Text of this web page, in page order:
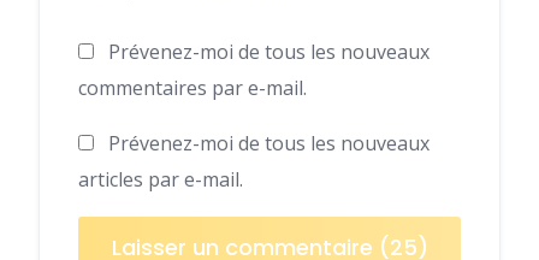
Prévenez-moi de tous les nouveaux
commentaires par e-mail.
Prévenez-moi de tous les nouveaux
articles par e-mail.